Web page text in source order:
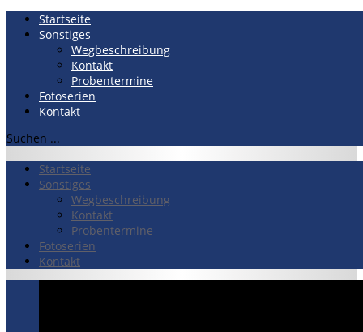
Startseite
Sonstiges
Wegbeschreibung
Kontakt
Probentermine
Fotoserien
Kontakt
Suchen ...
Startseite
Sonstiges
Wegbeschreibung
Kontakt
Probentermine
Fotoserien
Kontakt